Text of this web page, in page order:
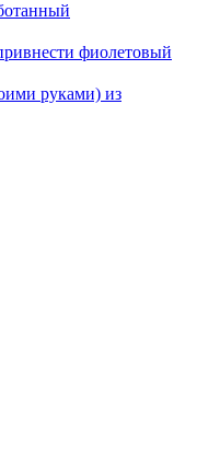
фиолетовый
руками) из